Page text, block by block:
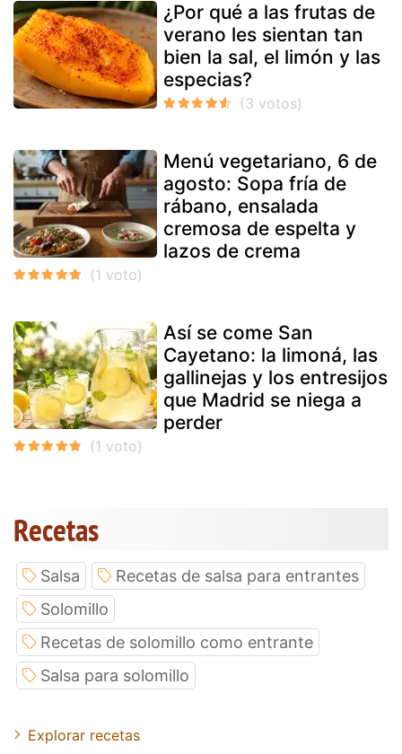
¿Por qué a las frutas de
verano les sientan tan
bien la sal, el limón y las
especias?
Menú vegetariano, 6 de
agosto: Sopa fría de
rábano, ensalada
cremosa de espelta y
lazos de crema
Así se come San
Cayetano: la limoná, las
gallinejas y los entresijos
que Madrid se niega a
perder
Recetas
Salsa
Recetas de salsa para entrantes
Solomillo
Recetas de solomillo como entrante
Salsa para solomillo
Explorar recetas